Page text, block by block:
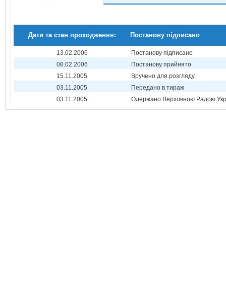
Дати та стан проходження: Постанову підписано
13.02.2006
Постанову підписано
08.02.2006
Постанову прийнято
15.11.2005
Вручено для розгляду
03.11.2005
Передано в тираж
03.11.2005
Одержано Верховною Радою